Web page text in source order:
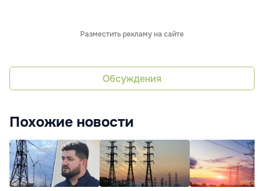
Разместить рекламу на сайте
Обсуждения
Похожие новости